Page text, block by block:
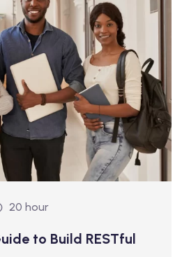
20 hour
to Build RESTful